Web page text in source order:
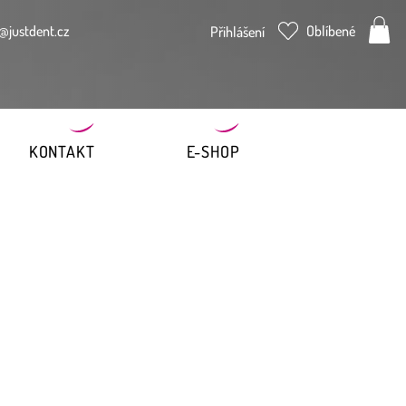
Přihlášení Oblíbené
KONTAKT E-SHOP